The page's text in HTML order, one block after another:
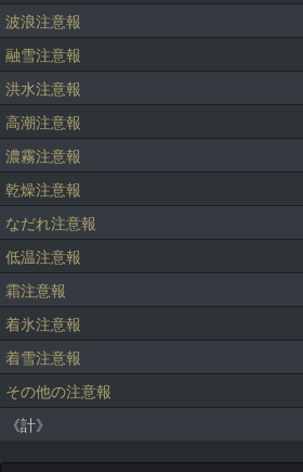
波浪注意報
融雪注意報
洪水注意報
高潮注意報
濃霧注意報
乾燥注意報
なだれ注意報
低温注意報
霜注意報
着氷注意報
着雪注意報
その他の注意報
《計》